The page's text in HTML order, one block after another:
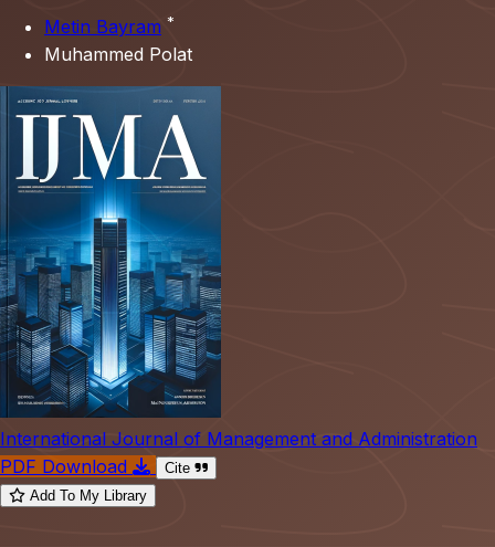
Metin Bayram *
Muhammed Polat
International Journal of Management and Administration
PDF Download
Cite
Add To My Library